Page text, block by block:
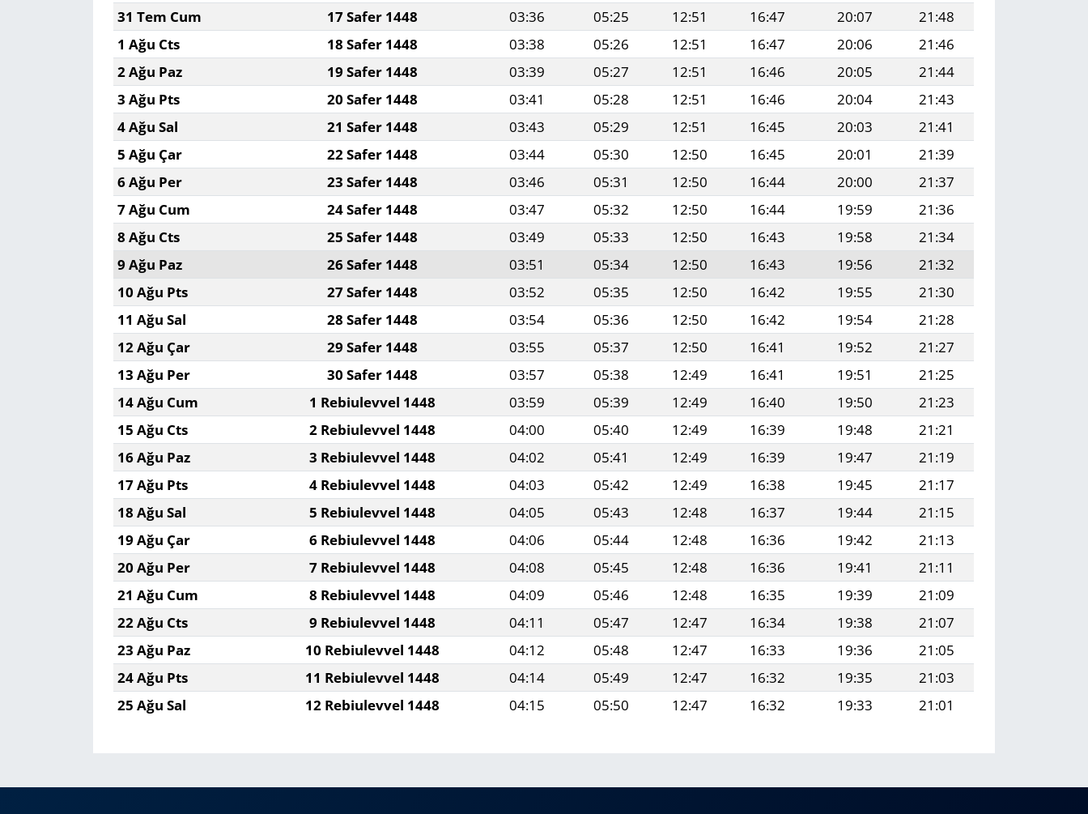
31 Tem Cum
17 Safer 1448 03:36 05:25 12:51 16:47 20:07
21:48
1 Ağu Cts
18 Safer 1448 03:38 05:26 12:51 16:47 20:06
21:46
2 Ağu Paz
19 Safer 1448 03:39 05:27 12:51 16:46 20:05
21:44
3 Ağu Pts
20 Safer 1448 03:41 05:28 12:51 16:46 20:04
21:43
4 Ağu Sal
21 Safer 1448 03:43 05:29 12:51 16:45 20:03
21:41
5 Ağu Çar
22 Safer 1448 03:44 05:30 12:50 16:45 20:01
21:39
6 Ağu Per
23 Safer 1448 03:46 05:31 12:50 16:44 20:00
21:37
7 Ağu Cum
24 Safer 1448 03:47 05:32 12:50 16:44 19:59
21:36
8 Ağu Cts
25 Safer 1448 03:49 05:33 12:50 16:43 19:58
21:34
9 Ağu Paz
26 Safer 1448 03:51 05:34 12:50 16:43 19:56
21:32
10 Ağu Pts
27 Safer 1448 03:52 05:35 12:50 16:42 19:55
21:30
11 Ağu Sal
28 Safer 1448 03:54 05:36 12:50 16:42 19:54
21:28
12 Ağu Çar
29 Safer 1448 03:55 05:37 12:50 16:41 19:52
21:27
13 Ağu Per
30 Safer 1448 03:57 05:38 12:49 16:41 19:51
21:25
14 Ağu Cum
1 Rebiulevvel 1448 03:59 05:39 12:49 16:40 19:50
21:23
15 Ağu Cts
2 Rebiulevvel 1448 04:00 05:40 12:49 16:39 19:48
21:21
16 Ağu Paz
3 Rebiulevvel 1448 04:02 05:41 12:49 16:39 19:47
21:19
17 Ağu Pts
4 Rebiulevvel 1448 04:03 05:42 12:49 16:38 19:45
21:17
18 Ağu Sal
5 Rebiulevvel 1448 04:05 05:43 12:48 16:37 19:44
21:15
19 Ağu Çar
6 Rebiulevvel 1448 04:06 05:44 12:48 16:36 19:42
21:13
20 Ağu Per
7 Rebiulevvel 1448 04:08 05:45 12:48 16:36 19:41
21:11
21 Ağu Cum
8 Rebiulevvel 1448 04:09 05:46 12:48 16:35 19:39
21:09
22 Ağu Cts
9 Rebiulevvel 1448 04:11 05:47 12:47 16:34 19:38
21:07
23 Ağu Paz
10 Rebiulevvel 1448 04:12 05:48 12:47 16:33 19:36
21:05
24 Ağu Pts
11 Rebiulevvel 1448 04:14 05:49 12:47 16:32 19:35
21:03
25 Ağu Sal
12 Rebiulevvel 1448 04:15 05:50 12:47 16:32 19:33 21:01